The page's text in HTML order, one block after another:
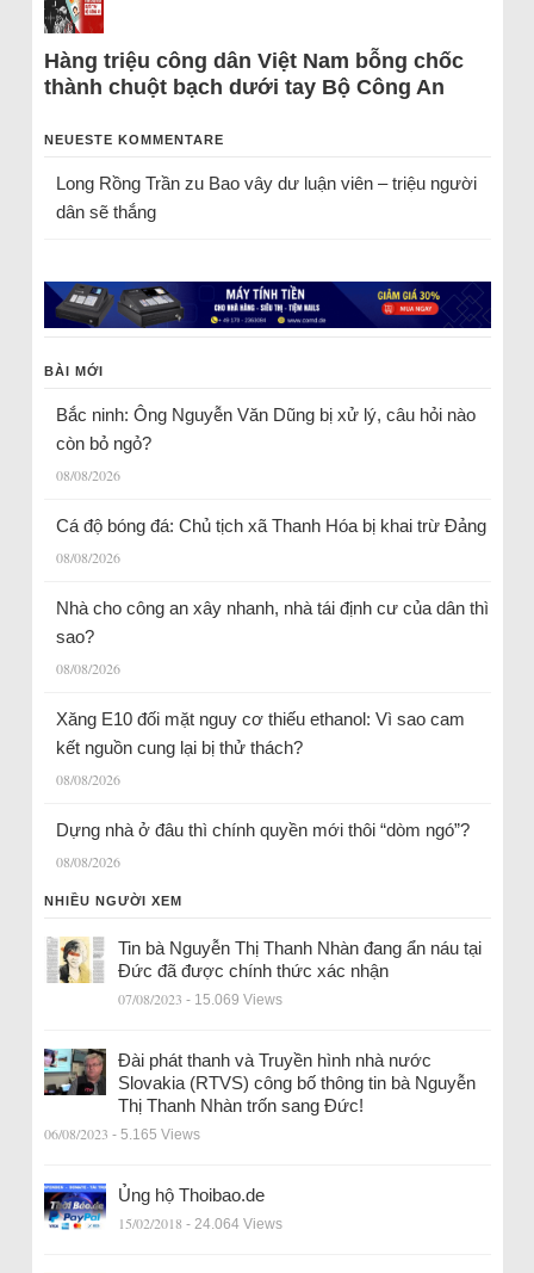
Hàng triệu công dân Việt Nam bỗng chốc
thành chuột bạch dưới tay Bộ Công An
NEUESTE KOMMENTARE
Long Rồng Trầnzu Bao vây dư luận viên – triệu người
dân sẽ thắng
BÀI MỚI
Bắc ninh: Ông Nguyễn Văn Dũng bị xử lý, câu hỏi nào
còn bỏ ngỏ?
08/08/2026
Cá độ bóng đá: Chủ tịch xã Thanh Hóa bị khai trừ Đảng
08/08/2026
Nhà cho công an xây nhanh, nhà tái định cư của dân thì
sao?
08/08/2026
Xăng E10 đối mặt nguy cơ thiếu ethanol: Vì sao cam
kết nguồn cung lại bị thử thách?
08/08/2026
Dựng nhà ở đâu thì chính quyền mới thôi “dòm ngó”?
08/08/2026
NHIỀU NGƯỜI XEM
Tin bà Nguyễn Thị Thanh Nhàn đang ẩn náu tại
Đức đã được chính thức xác nhận
07/08/2023 - 15.069 Views
Đài phát thanh và Truyền hình nhà nước
Slovakia (RTVS) công bố thông tin bà Nguyễn
Thị Thanh Nhàn trốn sang Đức!
06/08/2023 - 5.165 Views
Ủng hộ Thoibao.de
15/02/2018 - 24.064 Views